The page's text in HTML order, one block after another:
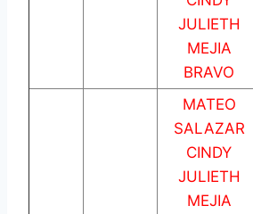
JULIETH
MEJIA
BRAVO
MATEO
SALAZAR
CINDY
JULIETH
MEJIA